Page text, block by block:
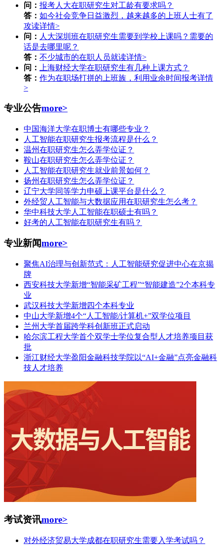
问： 报考人大在职研究生对工龄有要求吗？
答： 如今社会竞争日益激烈，越来越多的上班人士有了
攻读详情>
问： 人大深圳班在职研究生需要到学校上课吗？需要的
话是去哪里呢？
答： 不少城市的在职人员就读详情>
问：
上海财经大学在职研究生有几种上课方式？
答： 作为在职场打拼的上班族，利用业余时间报考详情
>
专业公告more>
中国海洋大学在职博士有哪些专业？
人工智能在职研究生报考流程是什么？
温州在职研究生怎么弄学位证？
鞍山在职研究生怎么弄学位证？
人工智能在职研究生就业前景如何？
扬州在职研究生怎么弄学位证？
辽宁大学同等学力申硕上课平台是什么？
外经贸人工智能与大数据应用在职研究生怎么考？
华中科技大学人工智能在职硕士有吗？
好考的人工智能在职研究生有吗？
专业新闻more>
聚焦AI治理与创新范式：人工智能研究促进中心在京揭
牌
西安科技大学新增“智能采矿工程”“智能建造”2个本科专
业
武汉科技大学新增四个本科专业
中山大学新增4个“人工智能/计算机+”双学位项目
兰州大学首届跨学科创新班正式启动
哈尔滨工程大学首个双学士学位复合型人才培养项目获
批
浙江财经大学盈阳金融科技学院以“AI+金融”点亮金融科
技人才培养
考试资讯more>
对外经济贸易大学成都在职研究生需要入学考试吗？